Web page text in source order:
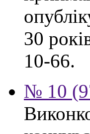
30
10-66.
№ 10